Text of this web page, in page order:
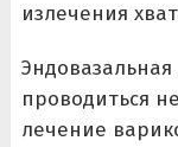
излечения
проводиться
лечение